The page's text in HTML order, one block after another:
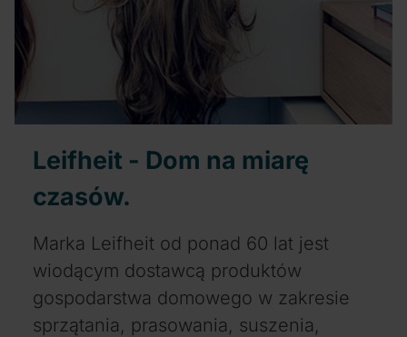
Leifheit - Dom na miarę
czasów.
Marka Leifheit od ponad 60 lat jest
wiodącym dostawcą produktów
gospodarstwa domowego w zakresie
sprzątania, prasowania, suszenia,